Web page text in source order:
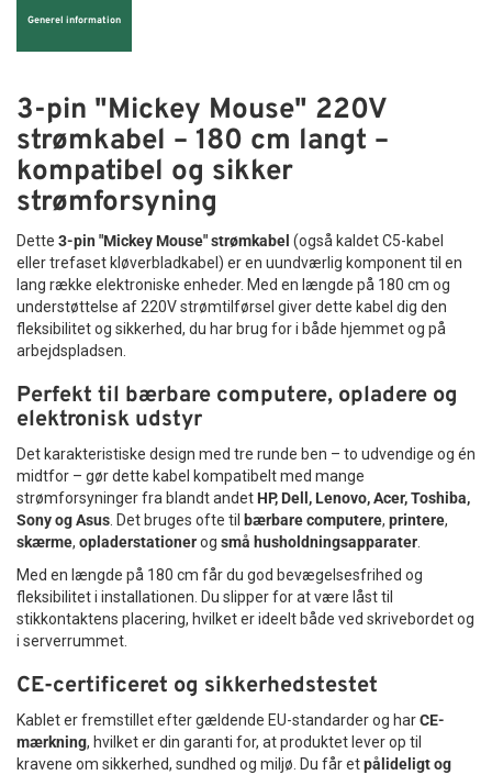
Generel information
3-pin "Mickey Mouse" 220V
strømkabel – 180 cm langt –
kompatibel og sikker
strømforsyning
Dette 3-pin "Mickey Mouse" strømkabel (også kaldet C5-kabel
eller trefaset kløverbladkabel) er en uundværlig komponent til en
lang række elektroniske enheder. Med en længde på 180 cm og
understøttelse af 220V strømtilførsel giver dette kabel dig den
fleksibilitet og sikkerhed, du har brug for i både hjemmet og på
arbejdspladsen.
Perfekt til bærbare computere, opladere og
elektronisk udstyr
Det karakteristiske design med tre runde ben – to udvendige og én
midtfor – gør dette kabel kompatibelt med mange
strømforsyninger fra blandt andet HP, Dell, Lenovo, Acer, Toshiba,
Sony og Asus . Det bruges ofte til bærbare computere, printere,
skærme, opladerstationerog små husholdningsapparater
Med en længde på 180 cm får du god bevægelsesfrihed og
fleksibilitet i installationen. Du slipper for at være låst til
stikkontaktens placering, hvilket er ideelt både ved skrivebordet og
i serverrummet.
CE-certificeret og sikkerhedstestet
Kablet er fremstillet efter gældende EU-standarder og harCE-
mærkning, hvilket er din garanti for, at produktet lever op til
kravene om sikkerhed, sundhed og miljø. Du får etpålideligt og